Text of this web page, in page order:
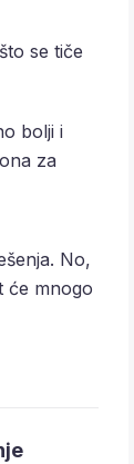
se tiče
bolji i
za
No,
će mnogo